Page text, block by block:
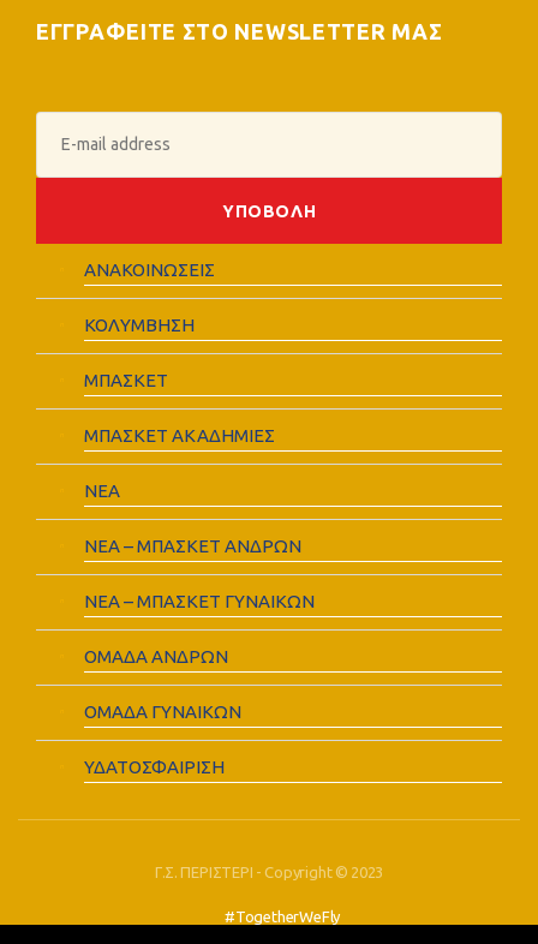
ΕΓΓΡΑΦΕΙΤΕ ΣΤΟ NEWSLETTER ΜΑΣ
ΑΝΑΚΟΙΝΩΣΕΙΣ
ΚΟΛΥΜΒΗΣΗ
ΜΠΑΣΚΕΤ
ΜΠΑΣΚΕΤ ΑΚΑΔΗΜΙΕΣ
ΝΕΑ
ΝΕΑ – ΜΠΑΣΚΕΤ ΑΝΔΡΩΝ
ΝΕΑ – ΜΠΑΣΚΕΤ ΓΥΝΑΙΚΩΝ
ΟΜΑΔΑ ΑΝΔΡΩΝ
ΟΜΑΔΑ ΓΥΝΑΙΚΩΝ
ΥΔΑΤΟΣΦΑΙΡΙΣΗ
Γ.Σ. ΠΕΡΙΣΤΕΡΙ - Copyright © 2023
#TogetherWeFly